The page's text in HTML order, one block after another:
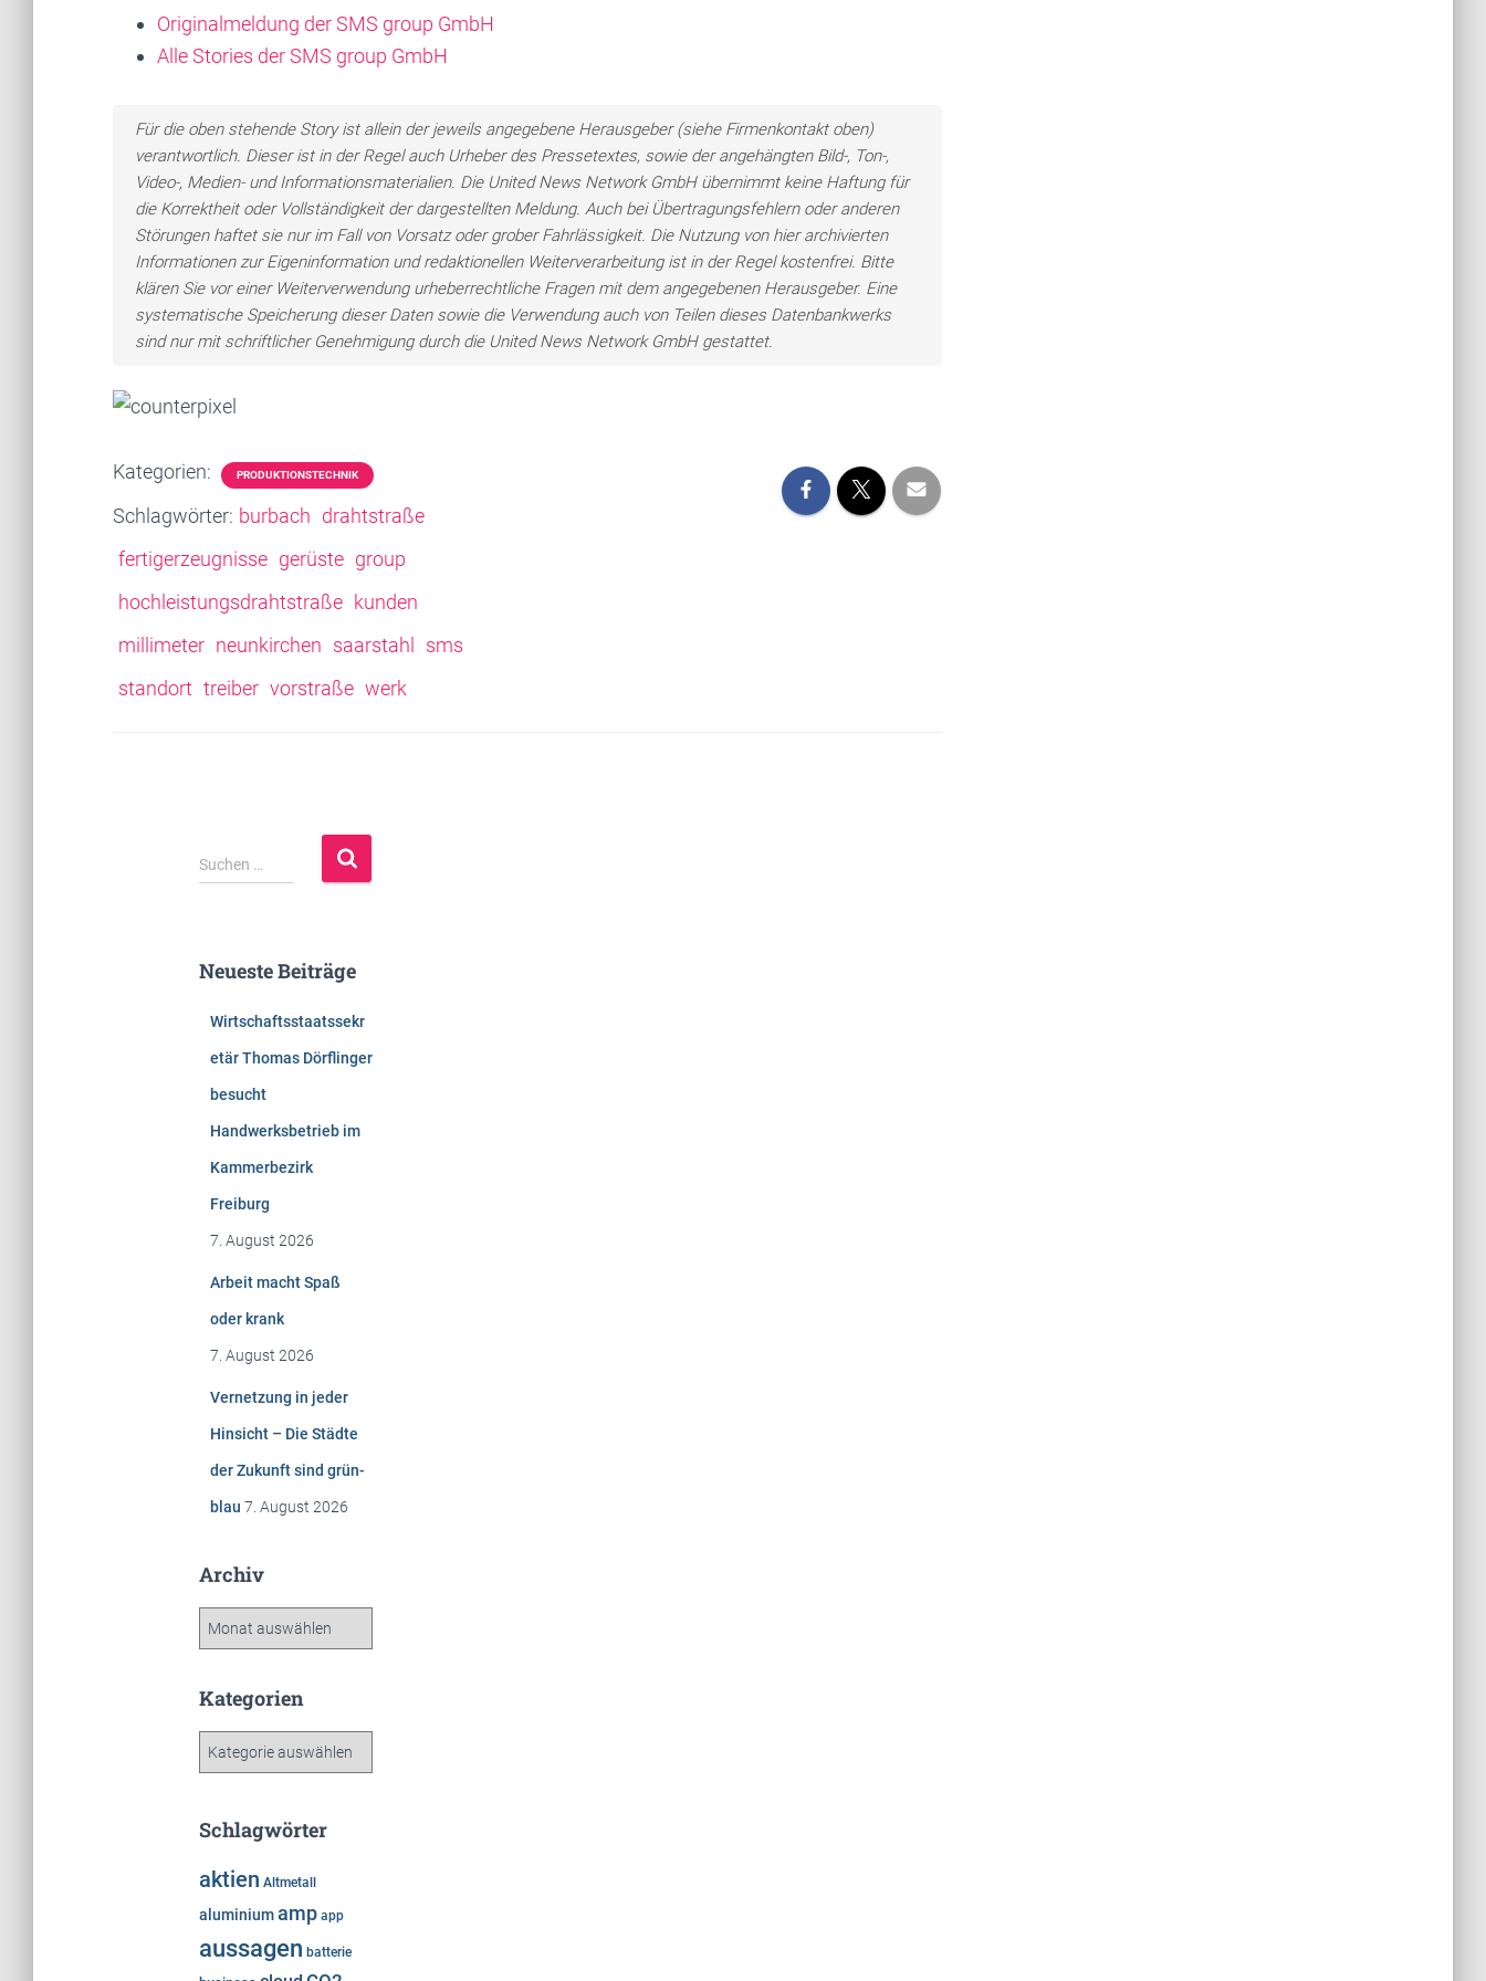
Originalmeldung der SMS group GmbH
Alle Stories der SMS group GmbH
Für die oben stehende Story ist allein der jeweils angegebene Herausgeber (siehe Firmenkontakt oben)
verantwortlich. Dieser ist in der Regel auch Urheber des Pressetextes, sowie der angehängten Bild-, Ton-,
Video-, Medien- und Informationsmaterialien. Die United News Network GmbH übernimmt keine Haftung für
die Korrektheit oder Vollständigkeit der dargestellten Meldung. Auch bei Übertragungsfehlern oder anderen
Störungen haftet sie nur im Fall von Vorsatz oder grober Fahrlässigkeit. Die Nutzung von hier archivierten
Informationen zur Eigeninformation und redaktionellen Weiterverarbeitung ist in der Regel kostenfrei. Bitte
klären Sie vor einer Weiterverwendung urheberrechtliche Fragen mit dem angegebenen Herausgeber. Eine
systematische Speicherung dieser Daten sowie die Verwendung auch von Teilen dieses Datenbankwerks
sind nur mit schriftlicher Genehmigung durch die United News Network GmbH gestattet.
Kategorien: PRODUKTIONSTECHNIK
Schlagwörter: burbach drahtstraße
fertigerzeugnisse gerüste group
hochleistungsdrahtstraße kunden
millimeter neunkirchen saarstahl sms
standort treiber vorstraße werk
S
u
n
Suchen …
Neueste Beiträge
Wirtschaftsstaatssekr
etär Thomas Dörflinger
besucht
Handwerksbetrieb im
Kammerbezirk
Freiburg
7. August 2026
Arbeit macht Spaß
oder krank
7. August 2026
Vernetzung in jeder
Hinsicht – Die Städte
der Zukunft sind grün-
blau 7. August 2026
Archiv
h
Kategorien
g
r
i
n
Schlagwörter
aktien Altmetall
aluminium amp app
aussagen batterie